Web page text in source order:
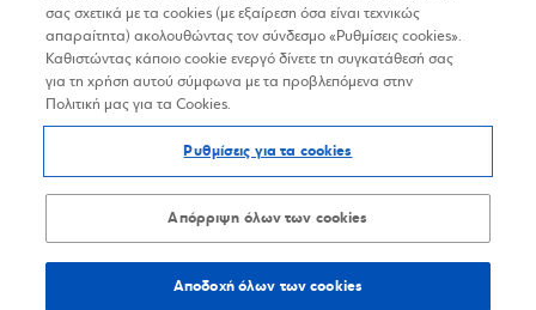
Όροι Χρήσης
Προσωπικά Δεδομένα στον Διαδικτυακό Τόπο
Δήλωση Προσβασιμότητας
Sitemap
σας σχετικά με τα cookies (με εξαίρεση όσα είναι τεχνικώς
απαραίτητα) ακολουθώντας τον σύνδεσμο «Ρυθμίσεις cookies».
Καθιστώντας κάποιο cookie ενεργό δίνετε τη συγκατάθεσή σας
για τη χρήση αυτού σύμφωνα με τα προβλεπόμενα στην
Πολιτική μας για τα Cookies.
Ρυθμίσεις για τα cookies
Απόρριψη όλων των cookies
Αποδοχή όλων των cookies